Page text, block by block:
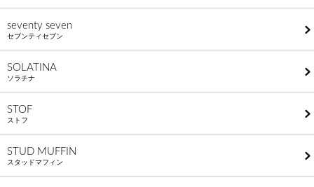
seventy seven
セブンティセブン
SOLATINA
ソラチナ
STOF
ストフ
STUD MUFFIN
スタッドマフィン